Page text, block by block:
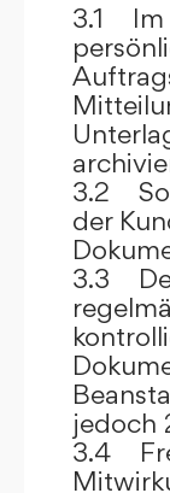
3.1 Im
3.2
der
3.3
jedoch
3.4